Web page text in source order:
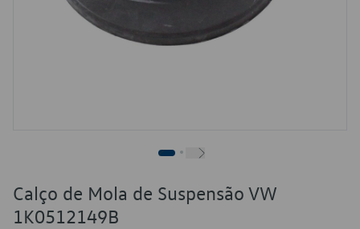
Calço de Mola de Suspensão VW
1K0512149B